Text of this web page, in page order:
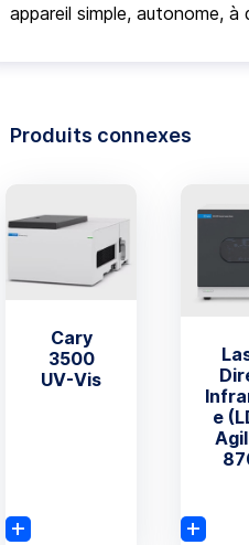
appareil simple, autonome, à
Produits connexes
Cary
3500
UV-Vis
e